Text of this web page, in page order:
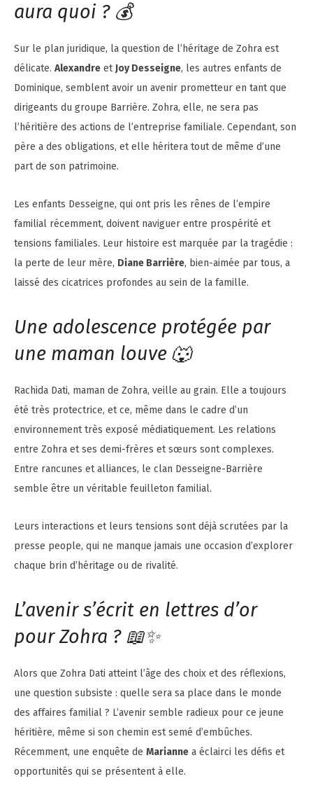
aura quoi ? 💰
Sur le plan juridique, la question de l’héritage de Zohra est
délicate. Alexandre etJoy Desseigne, les autres enfants de
Dominique, semblent avoir un avenir prometteur en tant que
dirigeants du groupe Barrière. Zohra, elle, ne sera pas
l’héritière des actions de l’entreprise familiale. Cependant, son
père a des obligations, et elle héritera tout de même d’une
part de son patrimoine.
Les enfants Desseigne, qui ont pris les rênes de l’empire
familial récemment, doivent naviguer entre prospérité et
tensions familiales. Leur histoire est marquée par la tragédie :
la perte de leur mère, Diane Barrière, bien-aimée par tous, a
laissé des cicatrices profondes au sein de la famille.
Une adolescence protégée par
une maman louve 🐺
Rachida Dati, maman de Zohra, veille au grain. Elle a toujours
été très protectrice, et ce, même dans le cadre d’un
environnement très exposé médiatiquement. Les relations
entre Zohra et ses demi-frères et sœurs sont complexes.
Entre rancunes et alliances, le clan Desseigne-Barrière
semble être un véritable feuilleton familial.
Leurs interactions et leurs tensions sont déjà scrutées par la
presse people, qui ne manque jamais une occasion d’explorer
chaque brin d’héritage ou de rivalité.
L’avenir s’écrit en lettres d’or
pour Zohra ? 📖✨
Alors que Zohra Dati atteint l’âge des choix et des réflexions,
une question subsiste : quelle sera sa place dans le monde
des affaires familial ? L’avenir semble radieux pour ce jeune
héritière, même si son chemin est semé d’embûches.
Récemment, une enquête de Marianne a éclairci les défis et
opportunités qui se présentent à elle.